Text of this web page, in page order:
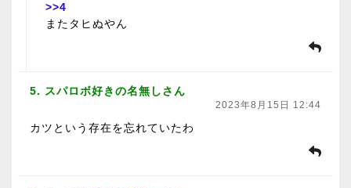
>>4
またタヒぬやん
5. スパロボ好きの名無しさん
2023年8月15日 12:44
カツという存在を忘れていたわ